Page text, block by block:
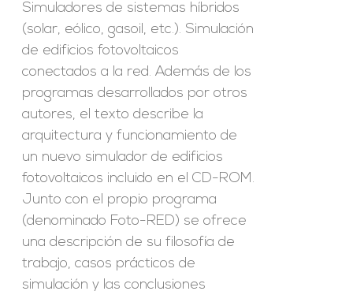
Simuladores de sistemas híbridos
(solar, eólico, gasoil, etc.). Simulación
de edificios fotovoltaicos
conectados a la red. Además de los
programas desarrollados por otros
autores, el texto describe la
arquitectura y funcionamiento de
un nuevo simulador de edificios
fotovoltaicos incluido en el CD-ROM.
Junto con el propio programa
(denominado Foto-RED) se ofrece
una descripción de su filosofía de
trabajo, casos prácticos de
simulación y las conclusiones